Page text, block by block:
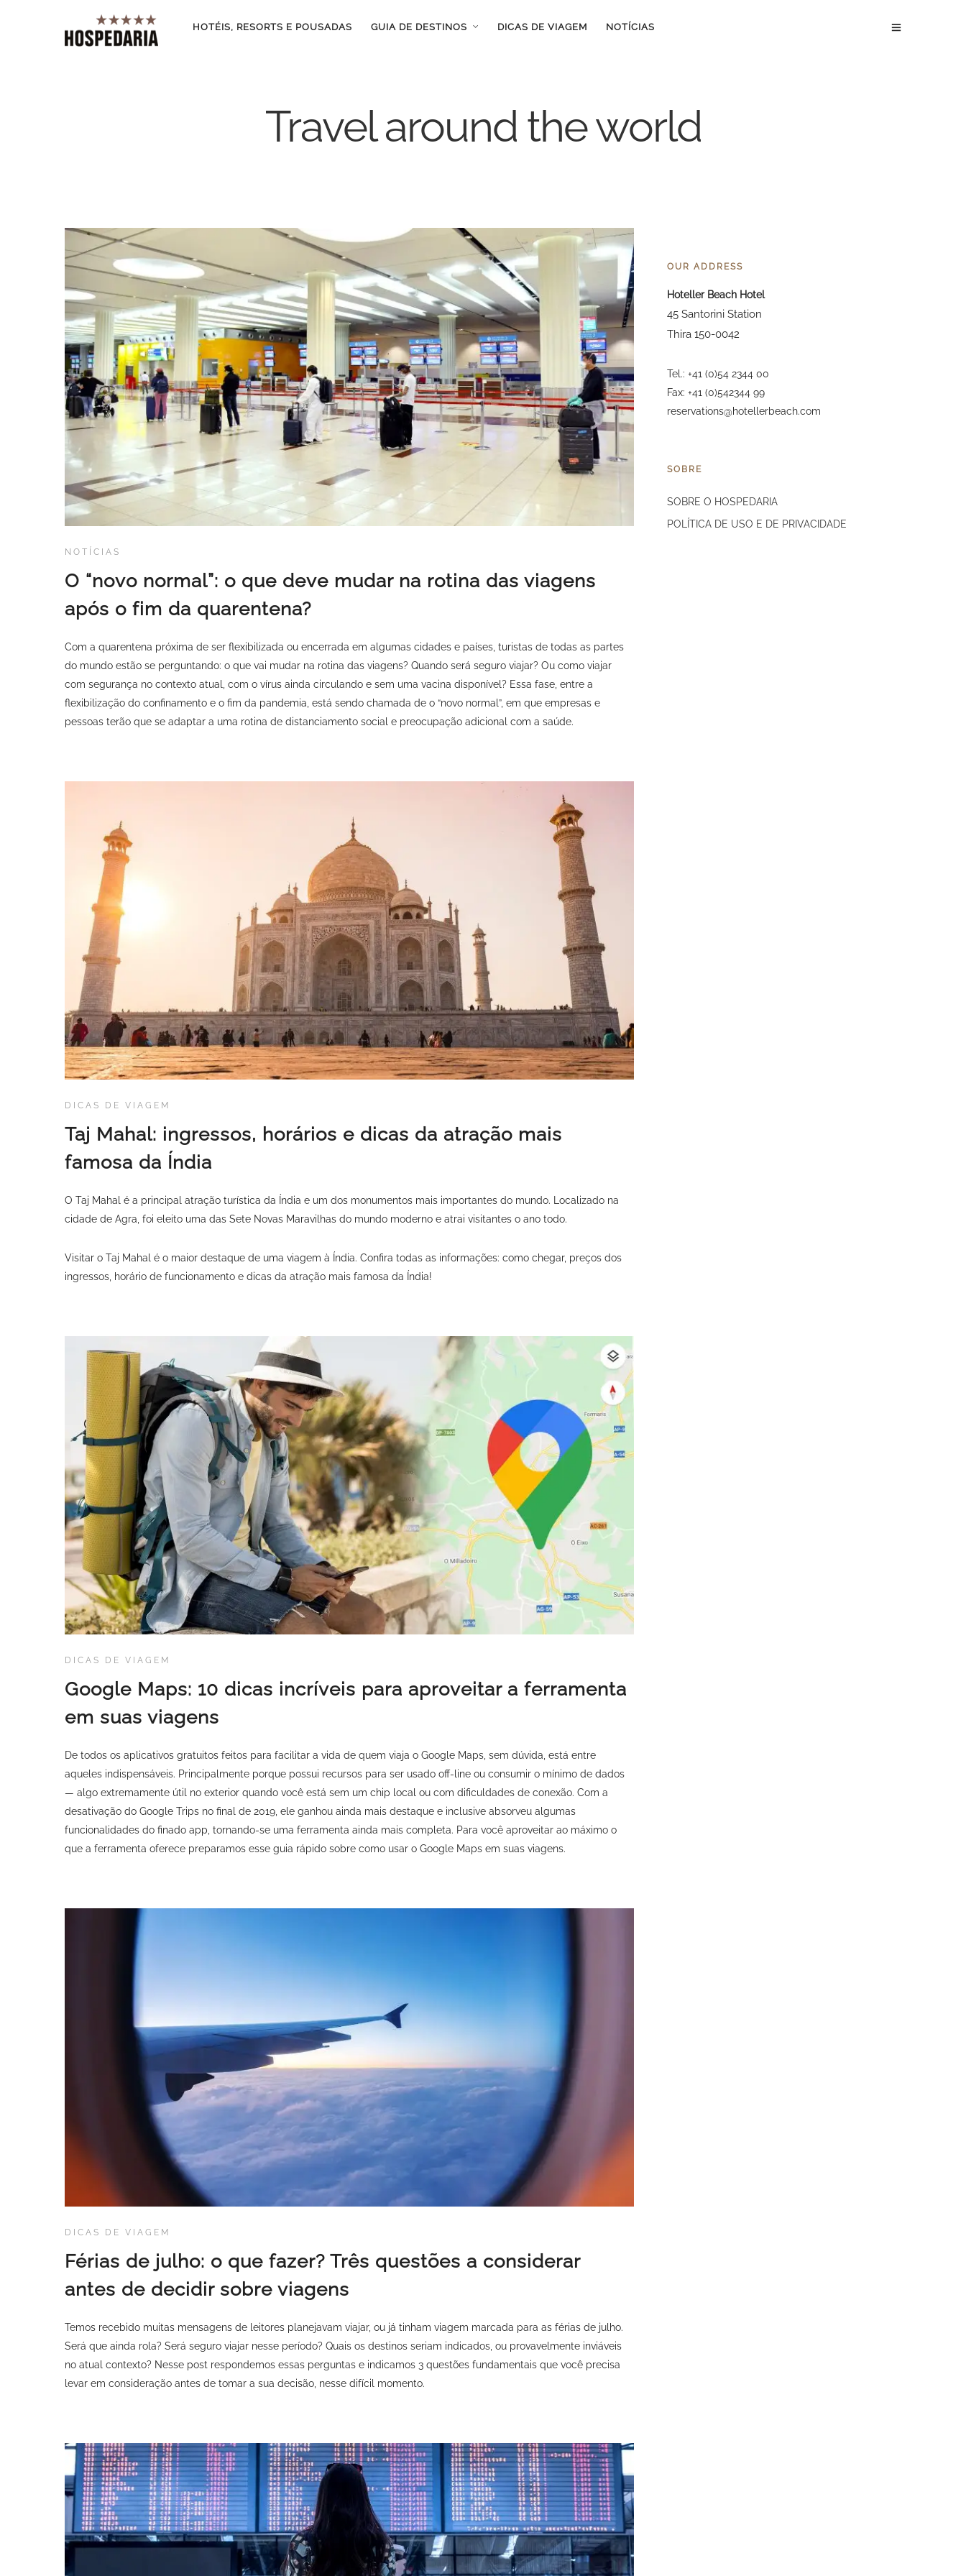
HOTÉIS, RESORTS E POUSADAS GUIA DE DESTINOS DICAS DE VIAGEM NOTÍCIAS
Travel around the world
NOTÍCIAS
O “novo normal”: o que deve mudar na rotina das viagens
após o fim da quarentena?
Com a quarentena próxima de ser flexibilizada ou encerrada em algumas cidades e países, turistas de todas as partes
do mundo estão se perguntando: o que vai mudar na rotina das viagens? Quando será seguro viajar? Ou como viajar
com segurança no contexto atual, com o vírus ainda circulando e sem uma vacina disponível? Essa fase, entre a
flexibilização do confinamento e o fim da pandemia, está sendo chamada de o “novo normal”, em que empresas e
pessoas terão que se adaptar a uma rotina de distanciamento social e preocupação adicional com a saúde.
DICAS DE VIAGEM
Taj Mahal: ingressos, horários e dicas da atração mais
famosa da Índia
O Taj Mahal é a principal atração turística da Índia e um dos monumentos mais importantes do mundo. Localizado na
cidade de Agra, foi eleito uma das Sete Novas Maravilhas do mundo moderno e atrai visitantes o ano todo.
Visitar o Taj Mahal é o maior destaque de uma viagem à Índia. Confira todas as informações: como chegar, preços dos
ingressos, horário de funcionamento e dicas da atração mais famosa da Índia!
DICAS DE VIAGEM
Google Maps: 10 dicas incríveis para aproveitar a ferramenta
em suas viagens
De todos os aplicativos gratuitos feitos para facilitar a vida de quem viaja o Google Maps, sem dúvida, está entre
aqueles indispensáveis. Principalmente porque possui recursos para ser usado off-line ou consumir o mínimo de dados
— algo extremamente útil no exterior quando você está sem um chip local ou com dificuldades de conexão. Com a
desativação do Google Trips no final de 2019, ele ganhou ainda mais destaque e inclusive absorveu algumas
funcionalidades do finado app, tornando-se uma ferramenta ainda mais completa. Para você aproveitar ao máximo o
que a ferramenta oferece preparamos esse guia rápido sobre como usar o Google Maps em suas viagens.
DICAS DE VIAGEM
Férias de julho: o que fazer? Três questões a considerar
antes de decidir sobre viagens
Temos recebido muitas mensagens de leitores planejavam viajar, ou já tinham viagem marcada para as férias de julho.
Será que ainda rola? Será seguro viajar nesse período? Quais os destinos seriam indicados, ou provavelmente inviáveis
no atual contexto? Nesse post respondemos essas perguntas e indicamos 3 questões fundamentais que você precisa
levar em consideração antes de tomar a sua decisão, nesse difícil momento.
OUR ADDRESS
Hoteller Beach Hotel
45 Santorini Station
Thira 150-0042
Tel.: +41 (0)54 2344 00
Fax: +41 (0)542344 99
reservations@hotellerbeach.com
SOBRE
SOBRE O HOSPEDARIA
POLÍTICA DE USO E DE PRIVACIDADE